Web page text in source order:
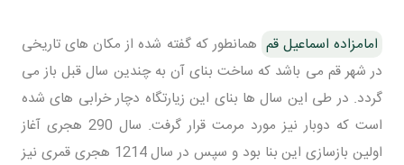
امامزاده اسماعیل قم همانطور که گفته شده از مکان های تاریخی
در شهر قم می باشد که ساخت بنای آن به چندین سال قبل باز می
گردد. در طی این سال ها بنای این زیارتگاه دچار خرابی های شده
است که دوبار نیز مورد مرمت قرار گرفت. سال 290 هجری آغاز
اولین بازسازی این بنا بود و سپس در سال 1214 هجری قمری نیز